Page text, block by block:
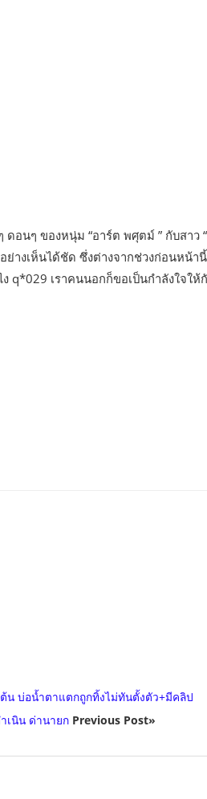
อนๆ ของหนุ่ม “อาร์ต พศุตม์ ” กับสาว
ย่างเห็นได้ชัด ซึ่งต่างจากช่วงก่อนหน้
q*029 เราคนนอกก็ขอเป็นกำลังใจให้
น บ่อน้ำตาแตกถูกทิ้งไม่ทันตั้งตัว+มีคลิป
เนิน ด่านายกPrevious Post»